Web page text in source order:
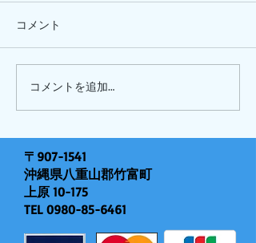
ピナイ半日+釣りツアー
コメント
コメントを追加…
〒907-1541
沖縄県八重山郡竹富町
上原 10-175
TEL 0980-85-6461